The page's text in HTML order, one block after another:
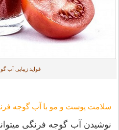
فواید زیبایی آب
سلامت پوست و مو با آب گوجه
نوشیدن آب گوجه فرنگی